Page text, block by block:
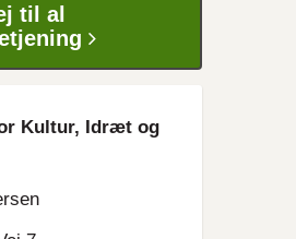
til al
Kultur, Idræt og